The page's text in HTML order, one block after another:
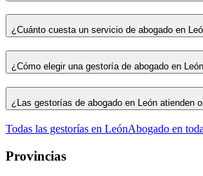
¿Cuánto cuesta un servicio de abogado en
¿Cómo elegir una gestoría de abogado en
¿Las gestorías de abogado en León atienden
Todas las gestorías en LeónAbogado en
Provincias